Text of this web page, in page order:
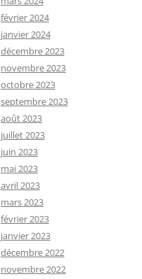
février 2024
janvier 2024
décembre 2023
novembre 2023
octobre 2023
septembre 2023
août 2023
juillet 2023
juin 2023
mai 2023
avril 2023
mars 2023
février 2023
janvier 2023
décembre 2022
novembre 2022